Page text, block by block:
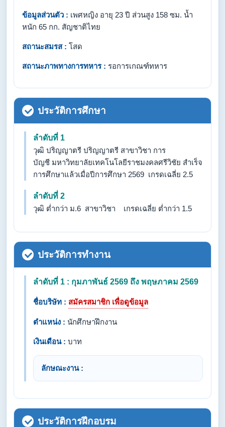
ข้อมูลส่วนตัว : เพศหญิง อายุ 23 ปี ส่วนสูง 158 ซม. น้ำ
หนัก 65 กก. สัญชาติไทย
สถานะสมรส : โสด
สถานะภาพทางการทหาร : รอการเกณฑ์ทหาร
ประวัติการศึกษา
ลำดับที่ 1
วุฒิ ปริญญาตรี ปริญญาตรี สาขาวิชา การ
บัญชี มหาวิทยาลัยเทคโนโลยีราชมงคลศรีวิชัย สำเร็จ
การศึกษาแล้วเมื่อปีการศึกษา 2569 เกรดเฉลี่ย 2.5
ลำดับที่ 2
วุฒิ ต่ำกว่า ม.6 สาขาวิชา เกรดเฉลี่ย ต่ำกว่า 1.5
ประวัติการทำงาน
ลำดับที่ 1 : กุมภาพันธ์ 2569 ถึง พฤษภาคม 2569
ชื่อบริษัท : สมัครสมาชิก เพื่อดูข้อมูล
ตำแหน่ง : นักศึกษาฝึกงาน
เงินเดือน : บาท
ลักษณะงาน :
ประวัติการฝึกอบรม